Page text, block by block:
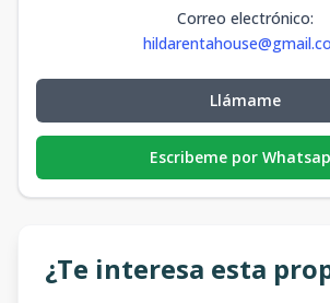
Correo electrónico:
Llámame
Escribeme por
¿Te interesa esta